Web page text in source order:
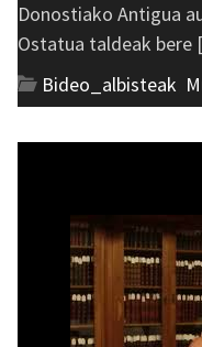
Donostiako Antigua
Ostatua taldeak bere
Bideo_albisteak